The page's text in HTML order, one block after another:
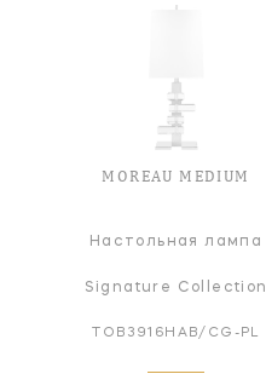
MOREAU MEDIUM
Настольная лампа
Signature Collection
TOB3916HAB/CG-PL